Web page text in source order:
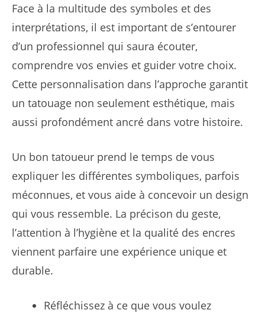
Face à la multitude des symboles et des
interprétations, il est important de s’entourer
d’un professionnel qui saura écouter,
comprendre vos envies et guider votre choix.
Cette personnalisation dans l’approche garantit
un tatouage non seulement esthétique, mais
aussi profondément ancré dans votre histoire.
Un bon tatoueur prend le temps de vous
expliquer les différentes symboliques, parfois
méconnues, et vous aide à concevoir un design
qui vous ressemble. La précison du geste,
l’attention à l’hygiène et la qualité des encres
viennent parfaire une expérience unique et
durable.
Réfléchissez à ce que vous voulez